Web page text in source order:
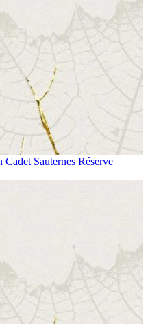
Cadet Sauternes Réserve